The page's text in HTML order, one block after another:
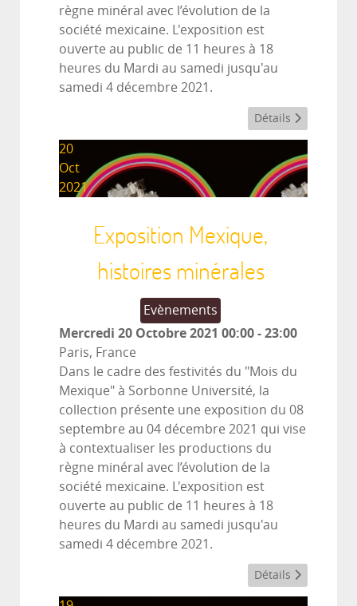
règne minéral avec l’évolution de la
société mexicaine. L'exposition est
ouverte au public de 11 heures à 18
heures du Mardi au samedi jusqu'au
samedi 4 décembre 2021.
Détails
20
Oct
2021
Exposition Mexique,
histoires minérales
Evènements
Mercredi 20 Octobre 2021 00:00-23:00
Paris, France
Dans le cadre des festivités du "Mois du
Mexique" à Sorbonne Université, la
collection présente une exposition du 08
septembre au 04 décembre 2021 qui vise
à contextualiser les productions du
règne minéral avec l’évolution de la
société mexicaine. L'exposition est
ouverte au public de 11 heures à 18
heures du Mardi au samedi jusqu'au
samedi 4 décembre 2021.
Détails